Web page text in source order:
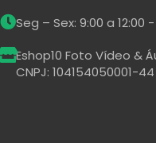
Seg – Sex: 9:00 a 12:00
Eshop10 Foto Vídeo &
CNPJ: 104154050001-44